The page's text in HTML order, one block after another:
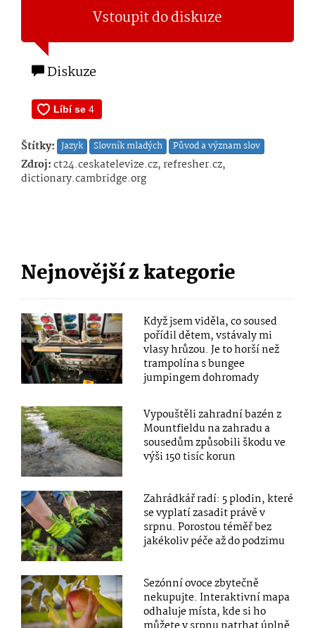
Vstoupit do diskuze
Diskuze
Štítky: Jazyk Slovník mladých Původ a význam slov
Zdroj:ct24.ceskatelevize.cz, refresher.cz,
dictionary.cambridge.org
Nejnovější z kategorie
Když jsem viděla, co soused
pořídil dětem, vstávaly mi
vlasy hrůzou. Je to horší než
trampolína s bungee
jumpingem dohromady
Vypouštěli zahradní bazén z
Mountfieldu na zahradu a
sousedům způsobili škodu ve
výši 150 tisíc korun
Zahrádkář radí: 5 plodin, které
se vyplatí zasadit právě v
srpnu. Porostou téměř bez
jakékoliv péče až do podzimu
Sezónní ovoce zbytečně
nekupujte. Interaktivní mapa
odhaluje místa, kde si ho